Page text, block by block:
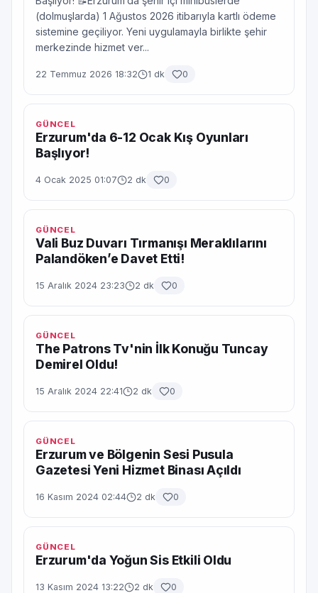
(dolmuşlarda) 1 Ağustos 2026 itibarıyla kartlı ödeme
sistemine geçiliyor. Yeni uygulamayla birlikte şehir
merkezinde hizmet ver...
22 Temmuz 2026 18:32 1 dk 0
GÜNCEL
Erzurum'da 6-12 Ocak Kış Oyunları
Başlıyor!
4 Ocak 2025 01:07 2 dk 0
GÜNCEL
Vali Buz Duvarı Tırmanışı Meraklılarını
Palandöken’e Davet Etti!
15 Aralık 2024 23:23 2 dk 0
GÜNCEL
The Patrons Tv'nin İlk Konuğu Tuncay
Demirel Oldu!
15 Aralık 2024 22:41 2 dk 0
GÜNCEL
Erzurum ve Bölgenin Sesi Pusula
Gazetesi Yeni Hizmet Binası Açıldı
16 Kasım 2024 02:44 2 dk 0
GÜNCEL
Erzurum'da Yoğun Sis Etkili Oldu
13 Kasım 2024 13:22 2 dk 0